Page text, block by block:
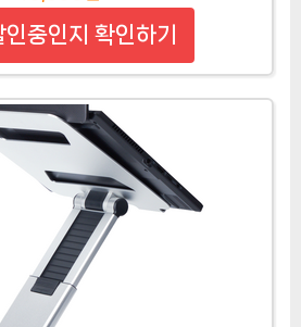
중인지 확인하기